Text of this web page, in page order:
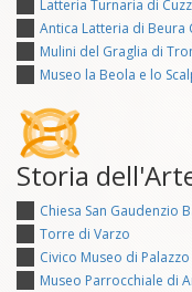
Latteria Turnaria di
Antica Latteria di Beura
Mulini del Graglia di
Museo la Beola e lo
Storia
Chiesa San Gaudenzio
Torre di Varzo
Civico Museo di
Museo Parrocchiale di